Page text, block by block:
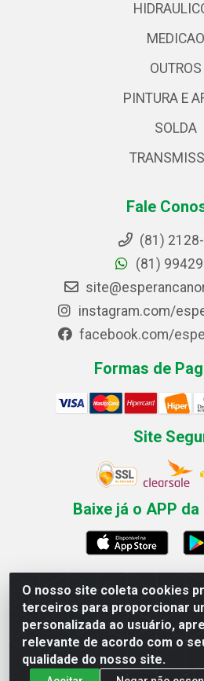
O nosso site coleta cookies
terceiros para proporcionar
personalizada ao usuário,
relevante de acordo com o
qualidade do nosso site.
MEDICAO
OUTROS
PINTURA E
SOLDA
Fale
(81)
(81)
instagram.com/
facebook.com/
Formas de
Site
Baixe já o APP
Esperança Nordeste - Rua
Estância - Recife / PE CEP:
03.666.136/